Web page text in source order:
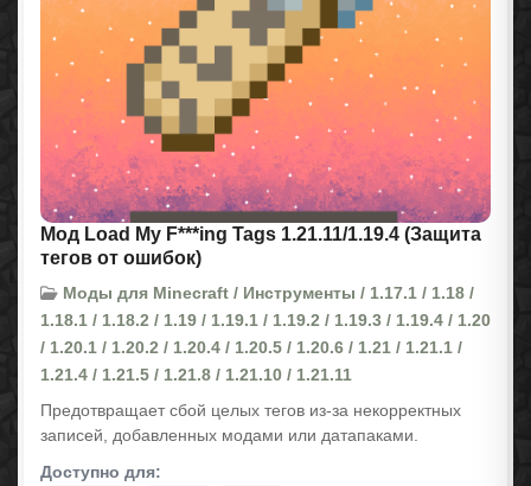
Мод Load My F***ing Tags 1.21.11/1.19.4 (Защита
тегов от ошибок)
Моды для Minecraft / Инструменты / 1.17.1 / 1.18 /
1.18.1 / 1.18.2 / 1.19 / 1.19.1 / 1.19.2 / 1.19.3 / 1.19.4 / 1.20
/ 1.20.1 / 1.20.2 / 1.20.4 / 1.20.5 / 1.20.6 / 1.21 / 1.21.1 /
1.21.4 / 1.21.5 / 1.21.8 / 1.21.10 / 1.21.11
Предотвращает сбой целых тегов из-за некорректных
записей, добавленных модами или датапаками.
Доступно для: